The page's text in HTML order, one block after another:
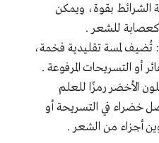
الشرائط بقوة، ويمكن
للشعر .
تُضيف لمسة تقليدية فخمة،
أو التسريحات المرفوعة .
الأخضر رمزًا للعلم
خضراء في التسريحة أو
أجزاء من الشعر .